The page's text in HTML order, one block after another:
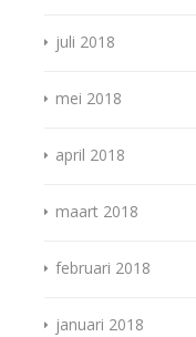
juli 2018
mei 2018
april 2018
maart 2018
februari 2018
januari 2018